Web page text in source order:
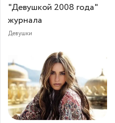
"Девушкой 2008 года"
журнала
Девушки